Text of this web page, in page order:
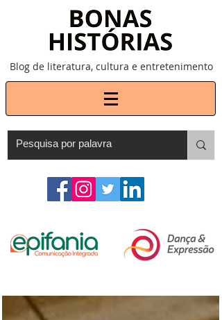
Blog de literatura, cultura e entretenimento